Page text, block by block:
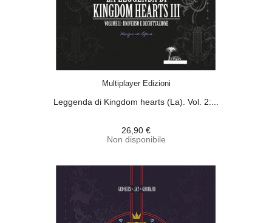
Multiplayer Edizioni
Leggenda di Kingdom hearts (La). Vol. 2:...
26,90 €
Non disponibile